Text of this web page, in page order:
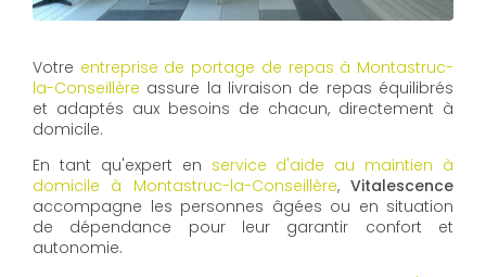
Votre entreprise de portage de repas à Montastruc-
la-Conseillère assure la livraison de repas équilibrés
et adaptés aux besoins de chacun, directement à
domicile.
En tant qu'expert en service d'aide au maintien à
domicile à Montastruc-la-Conseillère,Vitalescence
accompagne les personnes âgées ou en situation
de dépendance pour leur garantir confort et
autonomie.